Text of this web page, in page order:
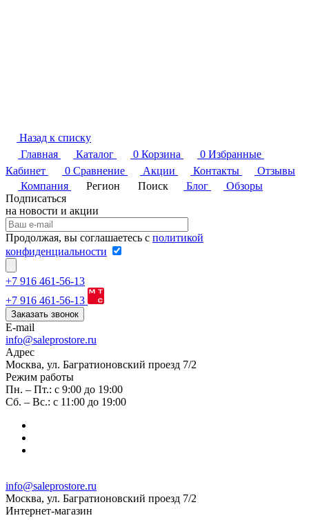
Назад к списку
Главная
Каталог 0 Корзина 0 Избранные
Кабинет
0 Сравнение Акции Контакты
Отзывы
Компания
Регион Поиск Блог
Обзоры
Подписаться
на новости и акции
Продолжая, вы соглашаетесь с политикой
конфиденциальности
+7 916 461-56-13
+7 916 461-56-13
Заказать звонок
E-mail
info@saleprostore.ru
Адрес
Москва, ул. Багратионовский проезд 7/2
Режим работы
Пн. – Пт.: с 9:00 до 19:00
Сб. – Вс.: с 11:00 до 19:00
info@saleprostore.ru
Москва, ул. Багратионовский проезд 7/2
Интернет-магазин